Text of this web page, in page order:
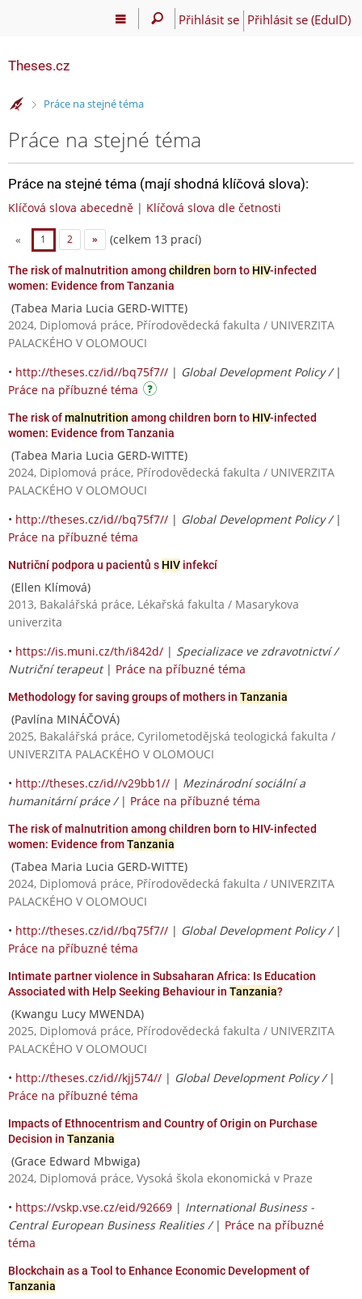
Přihlásit se Přihlásit se (EduID)
Theses.cz
>Práce na stejné téma
Práce na stejné téma
Práce na stejné téma (mají shodná klíčová slova):
Klíčová slova abecedně | Klíčová slova dle četnosti
« 1 2 » (celkem 13 prací)
The risk of malnutrition among children born to HIV-infected
women: Evidence from Tanzania
(Tabea Maria Lucia GERD-WITTE)
2024, Diplomová práce, Přírodovědecká fakulta / UNIVERZITA
PALACKÉHO V OLOMOUCI
• http://theses.cz/id//bq75f7// | Global Development Policy / |
Práce na příbuzné téma
The risk ofmalnutrition among children born to HIV-infected
women: Evidence from Tanzania
(Tabea Maria Lucia GERD-WITTE)
2024, Diplomová práce, Přírodovědecká fakulta / UNIVERZITA
PALACKÉHO V OLOMOUCI
• http://theses.cz/id//bq75f7// | Global Development Policy / |
Práce na příbuzné téma
Nutriční podpora u pacientů s HIV infekcí
(Ellen Klímová)
2013, Bakalářská práce, Lékařská fakulta / Masarykova
univerzita
• https://is.muni.cz/th/i842d/ | Specializace ve zdravotnictví /
Nutriční terapeut| Práce na příbuzné téma
Methodology for saving groups of mothers in Tanzania
(Pavlína MINÁČOVÁ)
2025, Bakalářská práce, Cyrilometodějská teologická fakulta /
UNIVERZITA PALACKÉHO V OLOMOUCI
• http://theses.cz/id//v29bb1// | Mezinárodní sociální a
humanitární práce / | Práce na příbuzné téma
The risk of malnutrition among children born to HIV-infected
women: Evidence fromTanzania
(Tabea Maria Lucia GERD-WITTE)
2024, Diplomová práce, Přírodovědecká fakulta / UNIVERZITA
PALACKÉHO V OLOMOUCI
• http://theses.cz/id//bq75f7// | Global Development Policy / |
Práce na příbuzné téma
Intimate partner violence in Subsaharan Africa: Is Education
Associated with Help Seeking Behaviour in Tanzania?
(Kwangu Lucy MWENDA)
2025, Diplomová práce, Přírodovědecká fakulta / UNIVERZITA
PALACKÉHO V OLOMOUCI
• http://theses.cz/id//kjj574// | Global Development Policy / |
Práce na příbuzné téma
Impacts of Ethnocentrism and Country of Origin on Purchase
Decision in Tanzania
(Grace Edward Mbwiga)
2024, Diplomová práce, Vysoká škola ekonomická v Praze
• https://vskp.vse.cz/eid/92669 | International Business -
Central European Business Realities / | Práce na příbuzné
téma
Blockchain as a Tool to Enhance Economic Development of
Tanzania